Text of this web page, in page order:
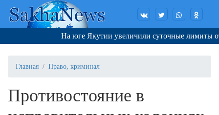
На юге Якутии увеличили суточные лимиты
Главная Право, криминал
Противостояние в